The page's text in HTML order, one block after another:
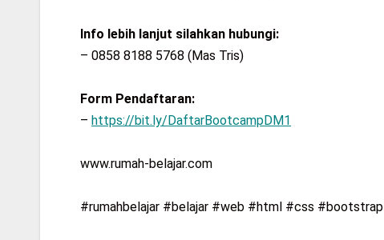
Info lebih lanjut silahkan hubungi:
– 0858 8188 5768 (Mas Tris)
Form Pendaftaran:
– https://bit.ly/DaftarBootcampDM1
www.rumah-belajar.com
#rumahbelajar #belajar #web #html #css #bootstrap